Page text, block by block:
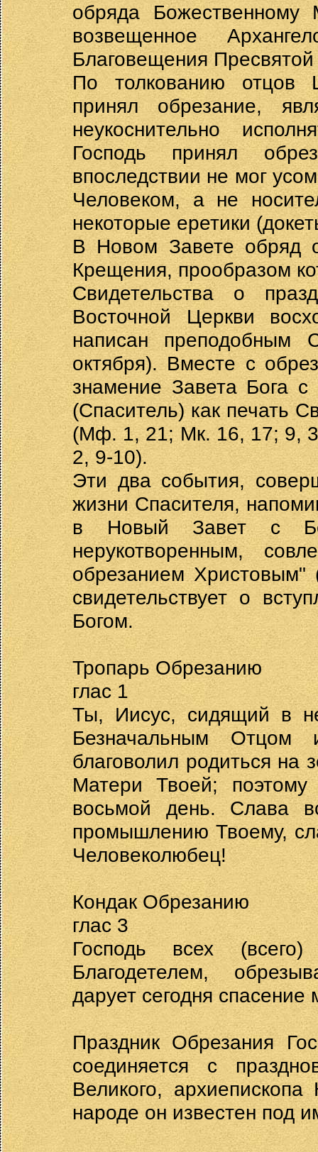
обряда
возвещенное
Благовещения
По толкованию отцов
принял обрезание,
неукоснительно
Господь принял
впоследствии не мог
Человеком, а не
некоторые еретики
В Новом Завете обряд
Крещения, прообразом
Свидетельства о
Восточной Церкви
написан преподобным
октября). Вместе с
знамение Завета Бога
(Спаситель) как печать
(Мф. 1, 21; Мк. 16, 17; 9,
2, 9-10).
Эти два события,
жизни Спасителя,
в Новый Завет с
нерукотворенным,
обрезанием
свидетельствует о
Богом.
Тропарь Обрезанию
глас 1
Ты, Иисус, сидящий в
Безначальным
благоволил родиться
Матери Твоей;
восьмой день. Слава
промышлению Твоему,
Человеколюбец!
Кондак Обрезанию
глас 3
Господь всех
Благодетелем,
дарует сегодня спасение
Праздник Обрезания
соединяется с
Великого,
народе он известен под